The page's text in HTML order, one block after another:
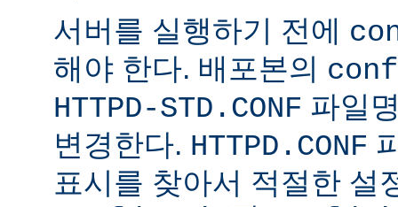
서버를 실행하기 전에
해야 한다. 배포본의 conf
HTTPD-STD.CONF 파일
변경한다. HTTPD.CONF
표시를 찾아서 적절한 설